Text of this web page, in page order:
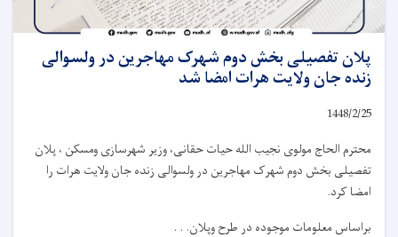
پلان تفصیلی بخش دوم شهرک مهاجرین در ولسوالی
زنده جان ولایت هرات امضا شد
1448/2/25
محترم الحاج مولوی نجیب الله حیات حقانی، وزیر شهرسازی ومسکن ، پلان
تفصیلی بخش دوم شهرک مهاجرین در ولسوالی زنده جان ولایت هرات را
امضا کرد.
براساس معلومات موجوده در طرح وپلان. . .